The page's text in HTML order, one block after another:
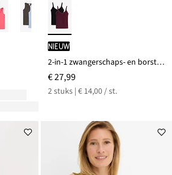
Nieuw
2-in-1 zwangerschaps- en borstvoedings tops met kant (set van 2)
€ 27,99
2 stuks | € 14,00 / st.